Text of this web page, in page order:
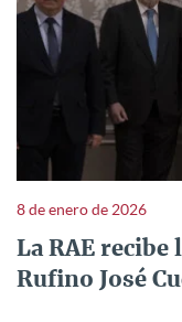
8 de enero de 2026
La RAE recibe
Rufino José